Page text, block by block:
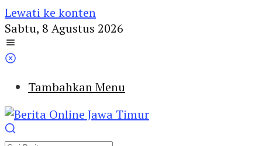
Lewati ke konten
Sabtu, 8 Agustus 2026
Tambahkan Menu